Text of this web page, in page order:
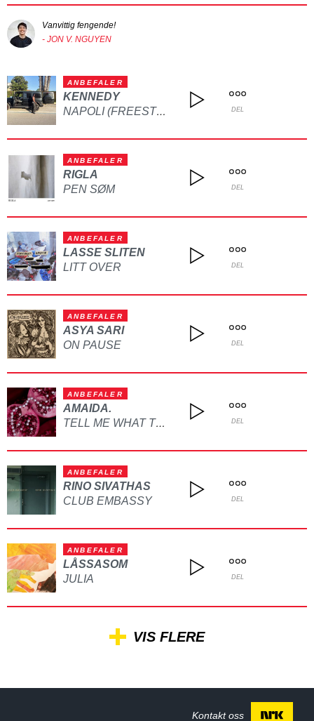
Vanvittig fengende!
- JON V. NGUYEN
ANBEFALER
KENNEDY
NAPOLI (FREESTYLE) DEL
ANBEFALER
RIGLA
PEN SØM
DEL
ANBEFALER
LASSE SLITEN
LITT OVER
DEL
ANBEFALER
ASYA SARI
ON PAUSE
DEL
ANBEFALER
AMAIDA.
TELL ME WHAT TO DO DEL
ANBEFALER
RINO SIVATHAS
CLUB EMBASSY
DEL
ANBEFALER
LÅSSASOM
JULIA
DEL
VIS FLERE
Kontakt oss